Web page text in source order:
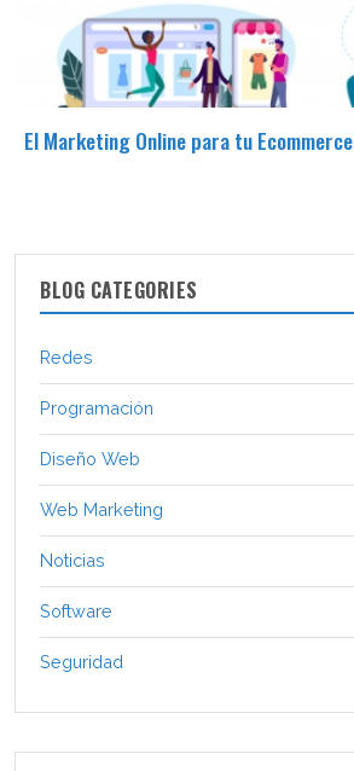
El Marketing Online para tu Ecommerce
BLOG CATEGORIES
Redes
Programación
Diseño Web
Web Marketing
Noticias
Software
Seguridad